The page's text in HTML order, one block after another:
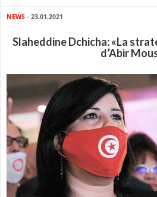
NEWS - 23.01.2021
Slaheddine Dchicha: «La
d’Abir